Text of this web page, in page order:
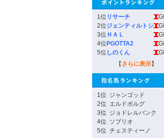
1位 リサーチ
GI
2位ジェンティルトシ
GI
3位 ＨＡＬ
GI
4位 PGOTTA2
GI
5位 しのくん
GI
【 さらに表示】
1位 ジャンゴッド
2位 エルドボルグ
3位 ジョドレルバンク
4位 ソブリオ
5位 チェスティーノ